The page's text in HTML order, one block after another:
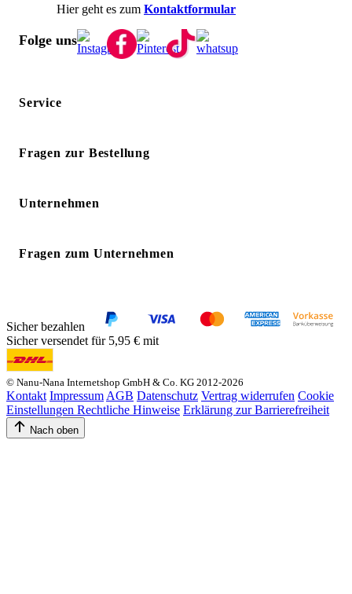
Hier geht es zum Kontaktformular
Folge uns
Service
Fragen zur Bestellung
Unternehmen
Fragen zum Unternehmen
Sicher bezahlen
Sicher versendet für 5,95 € mit
© Nanu-Nana Internetshop GmbH & Co. KG 2012-2026
Kontakt Impressum AGB Datenschutz Vertrag widerrufen Cookie
Einstellungen Rechtliche Hinweise Erklärung zur Barrierefreiheit
Nach oben